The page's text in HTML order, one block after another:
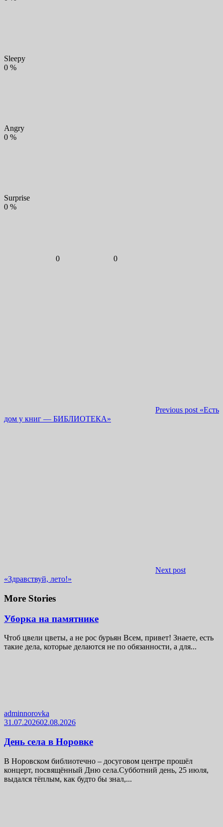
Sleepy
0 %
Angry
0 %
Surprise
0 %
0 0
Previous post «Есть
дом у книг — БИБЛИОТЕКА»
Next post
«Здравствуй, лето!»
More Stories
Уборка на памятнике
Чтоб цвели цветы, а не рос бурьян Всем, привет! Знаете, есть
такие дела, которые делаются не по обязанности, а для...
adminnorovka
31.07.202602.08.2026
День села в Норовке
В Норовском библиотечно – досуговом центре прошёл
концерт, посвящённый Дню села.Субботний день, 25 июля,
выдался тёплым, как будто бы знал,...